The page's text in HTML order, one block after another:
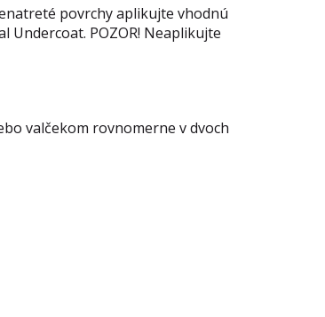
povrchy aplikujte vhodnú
POZOR! Neaplikujte
valčekom rovnomerne v dvoch